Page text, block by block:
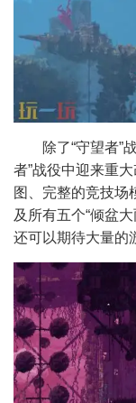
除了“守望者”
者”战役中迎来重
图、完整的竞技场
及所有五个“倾盆
还可以期待大量的